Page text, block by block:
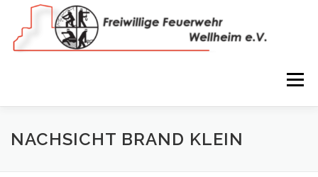
springen
Menü
NEWS VEREIN 150 JAHRE FEUERWEHR
NACHSICHT BRAND KLEIN